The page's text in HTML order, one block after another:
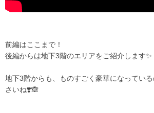
前編はここまで！
後編からは地下3階のエリアをご紹介します✨
地下3階からも、ものすごく豪華になってい
さいね❣️🙈